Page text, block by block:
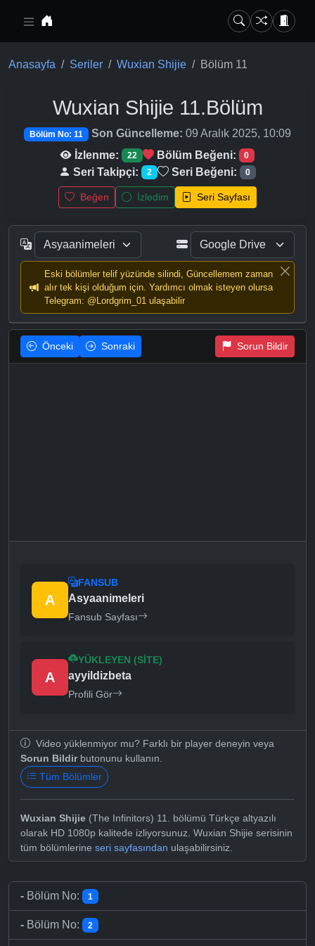
Anasayfa Seriler Wuxian Shijie Bölüm 11
Wuxian Shijie 11.Bölüm
Bölüm No: 11 Son Güncelleme: 09 Aralık 2025, 10:09
İzlenme:
22 Bölüm Beğeni: 0
Seri Takipçi: 2 Seri Beğeni: 0
Beğen İzledim Seri Sayfası
Eski bölümler telif yüzünde silindi, Güncellemem zaman
alır tek kişi olduğum için. Yardımcı olmak isteyen olursa
Telegram: @Lordgrim_01 ulaşabilir
Önceki Sonraki Sorun Bildir
A
FANSUB
Asyaanimeleri
Fansub Sayfası
A
YÜKLEYEN (SITE)
ayyildizbeta
Profili Gör
Video yüklenmiyor mu? Farklı bir player deneyin veya
Sorun Bildirbutonunu kullanın.
Tüm Bölümler
Wuxian Shijie (The Infinitors) 11. bölümü Türkçe altyazılı
olarak HD 1080p kalitede izliyorsunuz. Wuxian Shijie serisinin
tüm bölümlerine seri sayfasından ulaşabilirsiniz.
- Bölüm No: 1
- Bölüm No: 2